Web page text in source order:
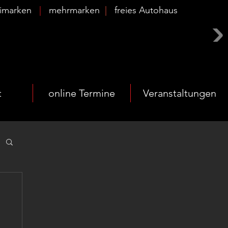
mehrmarken freies Autohaus
online Termine Veranstaltungen